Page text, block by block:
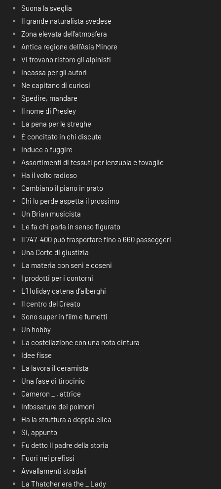
Suona la sveglia
Il grande naturalista svedese
Zona elevata dell’atmosfera
Antica regione dell’Asia Minore
Vi trovano ristoro gli alpinisti
Incassa per gli autori
Ne capitano di curiosi
Spedire, mandare
Il nome di Presley
La pena per le streghe
É concitato in chi discute
Induce a fuggire
Assortimenti di tessuti per lenzuola e tovaglie
Ha il volto radioso
Cambiano il piano in prato
Chi lo perde aspetta il prossimo
Un Brian musicista
Le fa chi parla in senso figurato
Il 747-400 può trasportare fino a 660 passeggeri
Una Corte di giustizia
La materia con seni e coseni
I prodotti per i contorni
L’Holiday catena d’alberghi
Il centro del Creato
Sono super in film e fumetti
Un hobby
La costellazione con una nota cintura
Idee fisse
La lavora il ceramista
Una fase di tirocinio
Cameron _ , attrice
Infossature dei polmoni
Ha la struttura a doppia elica
Si, appunto
Fu detto Il padre della storia
Fuori nei prefissi
Avvallamenti stradali
La Thatcher era the _ Lady